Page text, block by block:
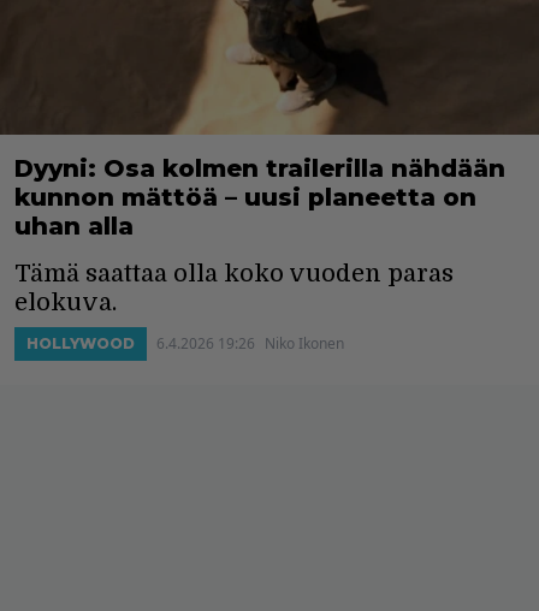
Dyyni: Osa kolmen trailerilla nähdään
kunnon mättöä – uusi planeetta on
uhan alla
Tämä saattaa olla koko vuoden paras
elokuva.
HOLLYWOOD 6.4.2026 19:26 Niko Ikonen